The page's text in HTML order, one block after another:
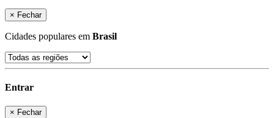
× Fechar
Cidades populares em Brasil
Entrar
× Fechar